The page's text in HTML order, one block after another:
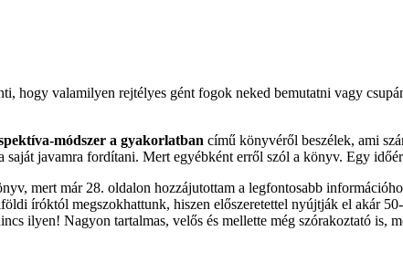
hogy valamilyen rejtélyes gént fogok neked bemutatni vagy
módszer a gyakorlatban című könyvéről beszélek, ami
saját javamra fordítani. Mert egyébként erről szól a könyv. Egy
mert már 28. oldalon hozzájutottam a legfontosabb
íróktól megszokhattunk, hiszen előszeretettel nyújtják el akár
ilyen! Nagyon tartalmas, velős és mellette még szórakoztató is,